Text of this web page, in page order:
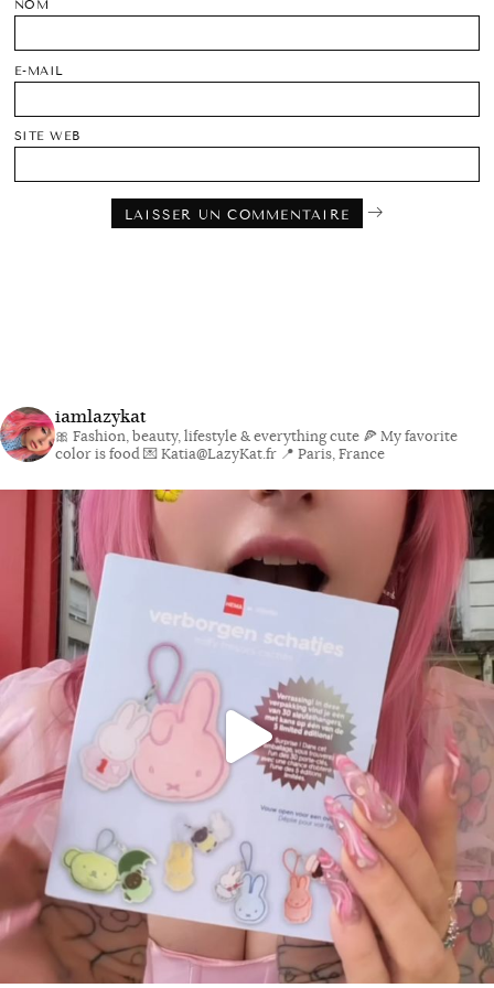
NOM
E-MAIL
SITE WEB
iamlazykat
🎀 Fashion, beauty, lifestyle & everything cute 🍕 My favorite
color is food💌 Katia@LazyKat.fr 📍 Paris, France